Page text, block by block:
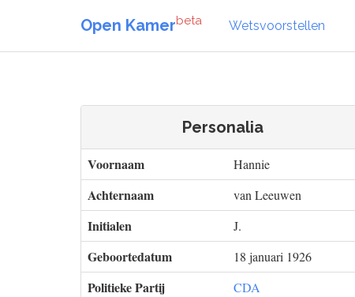
Open Kamerbeta Wetsvoorstellen
Personalia
Voornaam Hannie
Achternaam van Leeuwen
Initialen J.
Geboortedatum 18 januari 1926
Politieke Partij CDA